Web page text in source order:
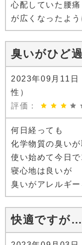
心配していた腰
が広くなったよう
臭いがひど過
2023年09月11
性）
評価：
何日経っても
化学物質の臭いが
使い始めて今日
寝心地は良いが
臭いがアレルギー
快適ですが…